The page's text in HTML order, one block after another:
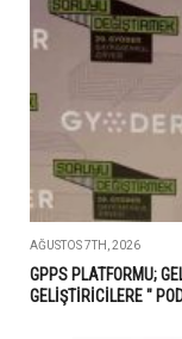
AĞUSTOS 7TH, 2026
GPPS PLATFORMU;
GELİŞTİRİCİLERE "